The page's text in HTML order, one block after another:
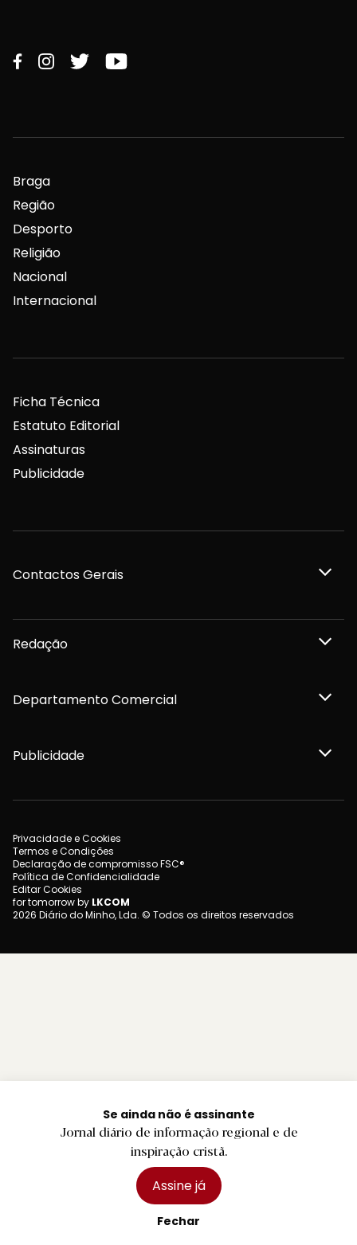
Se ainda não é assinante
Jornal diário de informação regional e de
inspiração cristã.
Assine já
Fechar
Braga
Região
Desporto
Religião
Nacional
Internacional
Ficha Técnica
Estatuto Editorial
Assinaturas
Publicidade
Contactos Gerais
Redação
Departamento Comercial
Publicidade
Privacidade e Cookies
Termos e Condições
Declaração de compromisso FSC®
Política de Confidencialidade
Editar Cookies
for tomorrow by LKCOM
2026 Diário do Minho, Lda. © Todos os direitos reservados